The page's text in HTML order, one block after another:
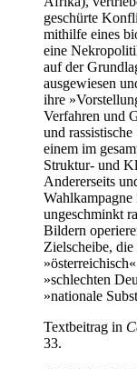
geschürte
mithilfe eines
eine
auf der
ausgewiesen
ihre
Verfahren und
und
einem im
Struktur- und
Andererseits
ungeschminkt
Bildern
Zielscheibe,
»schlechten
»nationale
Textbeitrag in
33.